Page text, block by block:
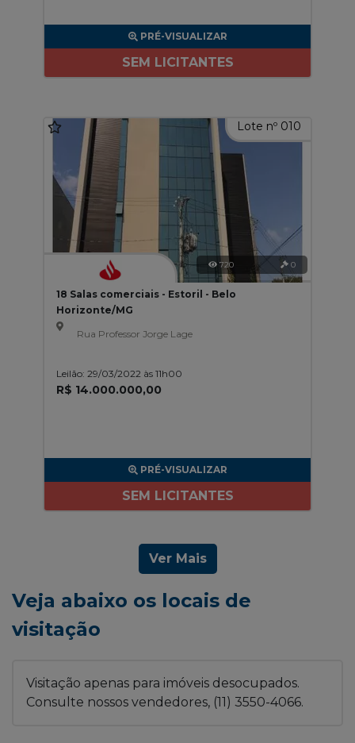
PRÉ-VISUALIZAR
SEM LICITANTES
Lote nº 010
720 0
18 Salas comerciais - Estoril - Belo
Horizonte/MG
Rua Professor Jorge Lage
Leilão: 29/03/2022 às 11h00
R$ 14.000.000,00
PRÉ-VISUALIZAR
SEM LICITANTES
Ver Mais
Veja abaixo os locais de
visitação
Visitação apenas para imóveis desocupados.
Consulte nossos vendedores, (11) 3550-4066.